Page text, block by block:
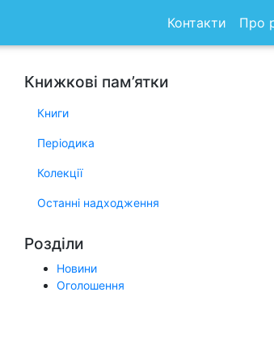
Контакти Про
Книжкові пам’ятки
Книги
Періодика
Колекції
Останні надходження
Розділи
Новини
Оголошення